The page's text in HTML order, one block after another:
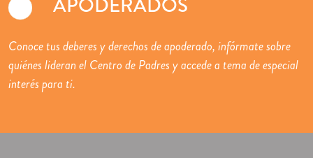
APODERADOS
Conoce tus deberes y derechos de apoderado, infórmate sobre
quiénes lideran el Centro de Padres y accede a tema de especial
interés para ti.